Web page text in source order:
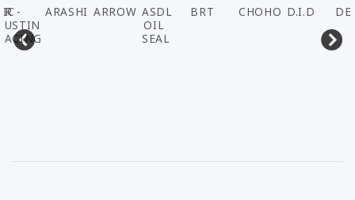
ARROW ASDL
BRT CHOHO D.I.D DENSO